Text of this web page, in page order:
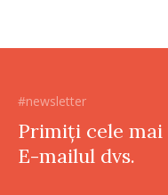
#newsletter
Primiți cele
E-mailul dvs.